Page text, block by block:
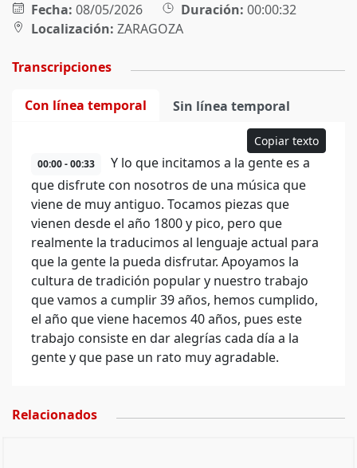
Fecha: 08/05/2026 Duración: 00:00:32
Localización: ZARAGOZA
Transcripciones
Con línea temporal Sin línea temporal
Copiar texto
00:00 - 00:33
Y lo que incitamos a la gente es a
que disfrute con nosotros de una música que
viene de muy antiguo. Tocamos piezas que
vienen desde el año 1800 y pico, pero que
realmente la traducimos al lenguaje actual para
que la gente la pueda disfrutar. Apoyamos la
cultura de tradición popular y nuestro trabajo
que vamos a cumplir 39 años, hemos cumplido,
el año que viene hacemos 40 años, pues este
trabajo consiste en dar alegrías cada día a la
gente y que pase un rato muy agradable.
Relacionados